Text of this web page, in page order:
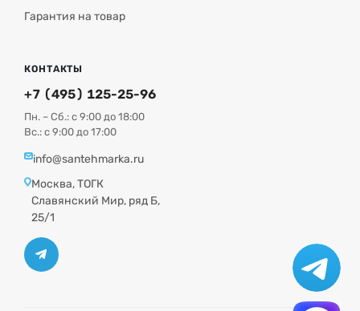
Гарантия на товар
КОНТАКТЫ
+7 (495) 125-25-96
Пн. – Сб.: с 9:00 до 18:00
Вс.: с 9:00 до 17:00
info@santehmarka.ru
Москва, ТОГК
Славянский Мир, ряд Б,
25/1